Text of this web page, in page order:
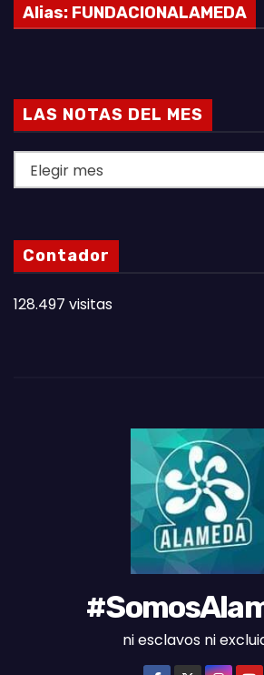
Alias: FUNDACIONALAMEDA
LAS NOTAS DEL MES
A
N
O
A
Contador
128.497 visitas
ni esclavos ni